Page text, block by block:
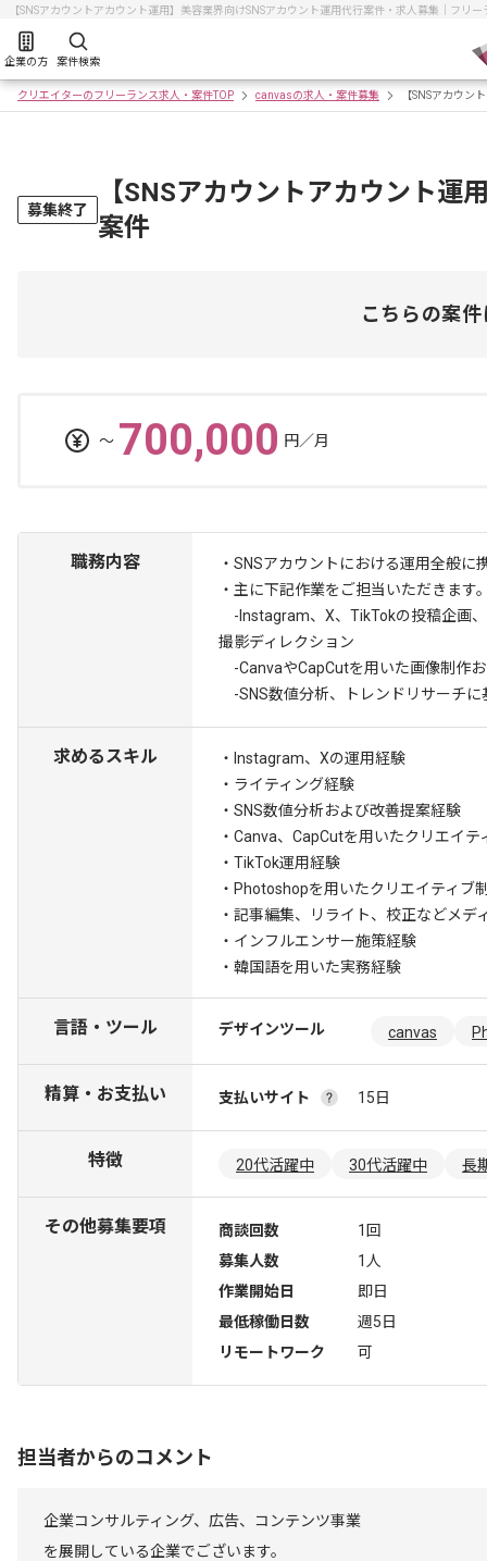
【SNSアカウントアカウント運用】美容業界向けSNSアカウント運用代行案件・求人募集｜フリ
企業の方 案件検索
クリエイターのフリーランス求人・案件TOP canvasの求人・案件募集 【SNSアカウン
募集終了
【SNSアカウントアカウント運
案件
こちらの案
〜 700,000 円／月
職務内容
・SNSアカウントにおける運用全般に
・主に下記作業をご担当いただきます
-Instagram、X、TikTokの投稿企画
撮影ディレクション
-CanvaやCapCutを用いた画像制作
-SNS数値分析、トレンドリサーチに
求めるスキル
・Instagram、Xの運用経験
・ライティング経験
・SNS数値分析および改善提案経験
・Canva、CapCutを用いたクリエイテ
・TikTok運用経験
・Photoshopを用いたクリエイティブ
・記事編集、リライト、校正などメデ
・インフルエンサー施策経験
・韓国語を用いた実務経験
言語・ツール デザインツール canvas
精算・お支払い 支払いサイト 15日
特徴 20代活躍中 30代活躍中 長
その他募集要項 商談回数
1回
募集人数
1人
作業開始日
即日
最低稼働日数
週5日
リモートワーク
可
担当者からのコメント
企業コンサルティング、広告、コンテンツ事業
を展開している企業でございます。